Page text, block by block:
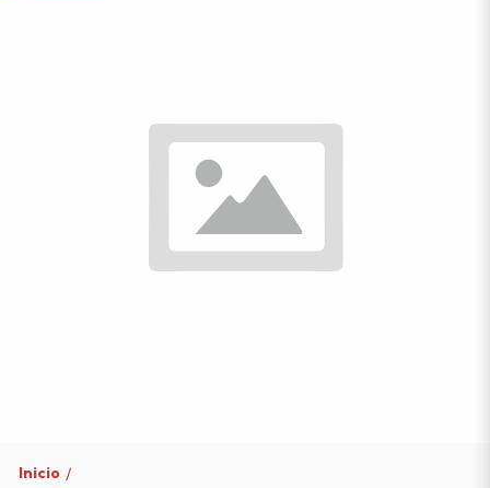
Inicio /